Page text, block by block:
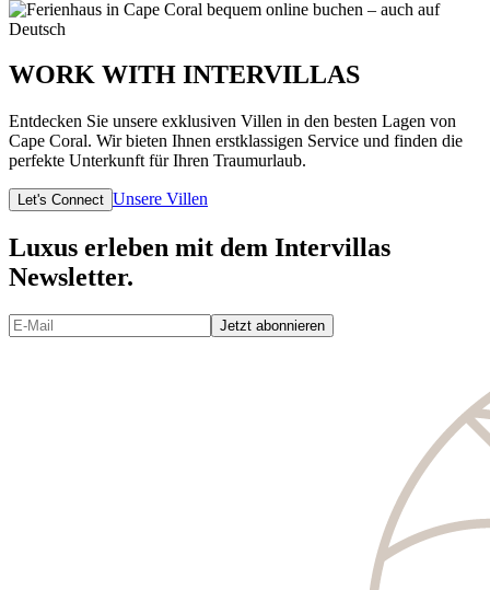
WORK WITH INTERVILLAS
Entdecken Sie unsere exklusiven Villen in den besten Lagen von
Cape Coral. Wir bieten Ihnen erstklassigen Service und finden die
perfekte Unterkunft für Ihren Traumurlaub.
Let's Connect Unsere Villen
Luxus erleben mit dem Intervillas
Newsletter.
Jetzt abonnieren